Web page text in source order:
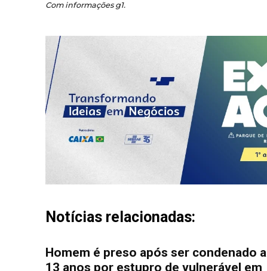
Com informações g1.
Notícias relacionadas:
Homem é preso após ser condenado a
13 anos por estupro de vulnerável em